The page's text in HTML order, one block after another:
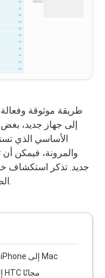
الأساسي الذي
والمرونة، فيمكن أن
الطريقة التي تناسب تفضيلاتك ومتطلباتك.
5 طرق أكثر فعالية لنقل جهات اتصال iPhone إلى Mac
5 طرق لنقل جهات اتصال iPhone إلى HTC مجانًا